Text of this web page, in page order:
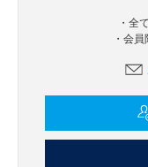
・全
・会